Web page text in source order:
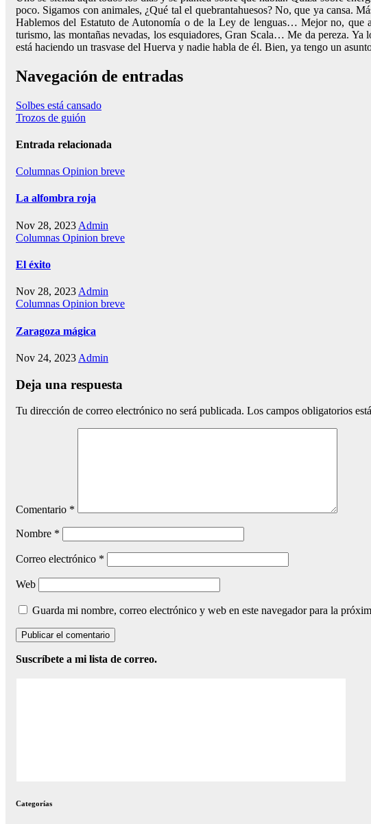
poco. Sigamos con animales, ¿Qué tal el quebrantahuesos? No, que ya cansa.
Hablemos del Estatuto de Autonomía o de la Ley de lenguas… Mejor no, que
turismo, las montañas nevadas, los esquiadores, Gran Scala… Me da pereza.
está haciendo un trasvase del Huerva y nadie habla de él. Bien, ya tengo un
Navegación de entradas
Solbes está cansado
Trozos de guión
Entrada relacionada
Columnas Opinion breve
La alfombra roja
Nov 28, 2023 Admin
Columnas Opinion breve
El éxito
Nov 28, 2023 Admin
Columnas Opinion breve
Zaragoza mágica
Nov 24, 2023 Admin
Deja una respuesta
Tu dirección de correo electrónico no será publicada. Los campos obligatorios
Comentario *
Nombre *
Correo electrónico *
Web
Guarda mi nombre, correo electrónico y web en este navegador para la
Suscríbete a mi lista de correo.
Categorías